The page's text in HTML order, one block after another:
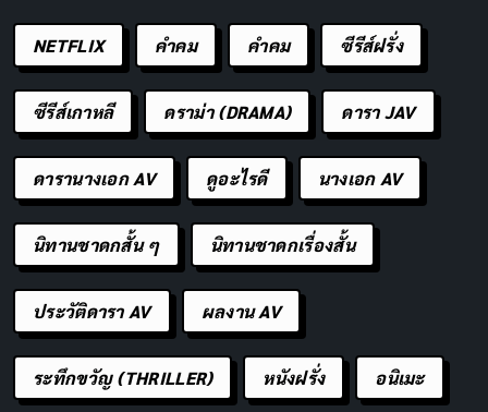
/ TikTok: @_yu_8_8
เส้นทางในวงการของ Yu Tano
จุดเริ่มต้นก่อนเข้าสู่วงการ
Yu Tano เติบโตขึ้นในจังหวัดคานางาวะ ในครอบครัวที่มี
สมาชิกหญิงหลายคนมีรูปร่างค่อนข้างอวบอักษร เธอเล่าใน
บทสัมภาษณ์ว่าตระหนักถึงรูปร่างของตัวเองตั้งแต่สมัย
ประถมศึกษา และรู้สึกว่าหากจะใช้ร่างกายเป็นอาวุธในการ
ทำงาน ก็ควรเลือกทำในสิ่งที่ตัวเองถนัดและภาคภูมิใจ
NETFLIX คำคม คําคม ซีรีส์ฝรั่ง
ซีรีส์เกาหลี ดราม่า (DRAMA) ดารา JAV
ดารานางเอก AV ดูอะไรดี นางเอก AV
นิทานชาดกสั้น ๆ นิทานชาดกเรื่องสั้น
ประวัติดารา AV ผลงาน AV
ระทึกขวัญ (THRILLER) หนังฝรั่ง อนิเมะ